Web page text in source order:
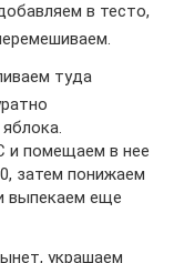
в тесто,
туда
и помещаем в нее
затем понижаем
выпекаем еще
украшаем